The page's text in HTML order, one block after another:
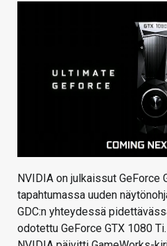
NVIDIA on julkaissut GeForce
tapahtumassa uuden
GDC:n yhteydessä
odotettu GeForce GTX 1080